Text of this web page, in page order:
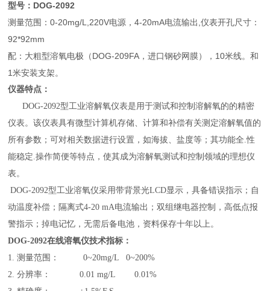
型号：DOG-2092
测量范围：0-20mg/L,220V电源，4-20mA电流输出,仪表开孔尺寸：
92*92mm
配：大粗型溶氧电极（DOG-209FA，进口钢砂网膜），10米线。和
1米安装支架。
仪器特点：
DOG-2092型工业溶解氧仪表是用于测试和控制溶解氧的的精密
仪表。该仪表具有微型计算机存储、计算和补偿有关测定溶解氧值的
所有参数；可对相关数据进行设置，如海拔、盐度等；其功能全.性
能稳定.操作简便等特点，使其成为溶解氧测试和控制领域的理想仪
表。
DOG-2092型工业溶氧仪采用带背景光LCD显示，具备错误指示；自
动温度补偿；隔离式4-20 mA电流输出；双组继电器控制，高低点报
警指示；掉电记忆，无需后备电池，资料保存十年以上。
DOG-2092在线溶氧仪技术指标：
1. 测量范围： 0~20mg/L 0~200%
2. 分辨率： 0.01 mg/L 0.01%